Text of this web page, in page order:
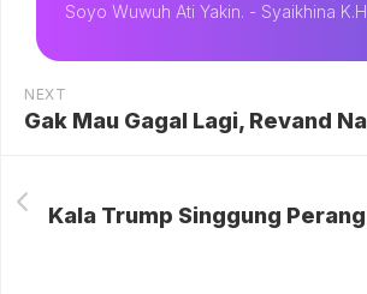
Soyo Wuwuh Ati Yakin. - Syaikhina
NEXT